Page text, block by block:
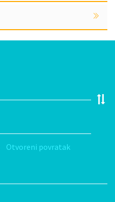
Otvoreni povratak